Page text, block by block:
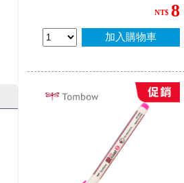
NT$ 8
加入購物車